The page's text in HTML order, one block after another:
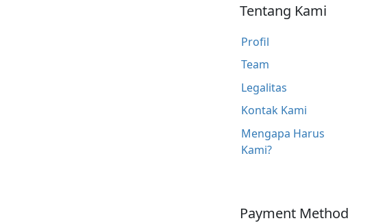
Tentang Kami
Profil
Team
Legalitas
Kontak Kami
Mengapa Harus
Kami?
Payment Method